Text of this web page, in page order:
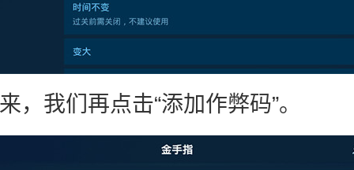
，我们再点击“添加作弊码”。